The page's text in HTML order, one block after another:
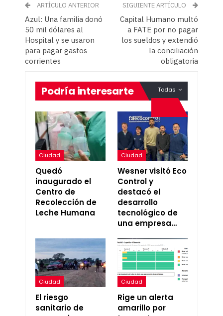
ARTÍCULO ANTERIOR
Azul: Una familia donó
50 mil dólares al
Hospital y se usaron
para pagar gastos
corrientes
SIGUIENTE ARTÍCULO
Capital Humano multó
a FATE por no pagar
los sueldos y extendió
la conciliación
obligatoria
Todas
Podría interesarte
Ciudad
Quedó
inaugurado el
Centro de
Recolección de
Leche Humana
Ciudad
Wesner visitó Eco
Control y
destacó el
desarrollo
tecnológico de
una empresa…
Ciudad
El riesgo
sanitario de
Ciudad
Rige un alerta
amarillo por